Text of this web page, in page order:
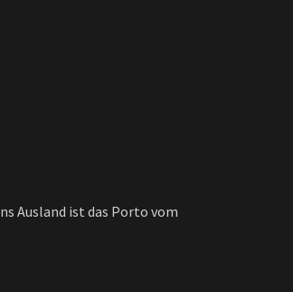
Ausland ist das Porto vom